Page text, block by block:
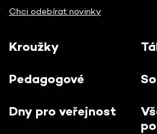
Chci odebírat novinky
Kroužky
Pedagogové
Dny pro veřejnost